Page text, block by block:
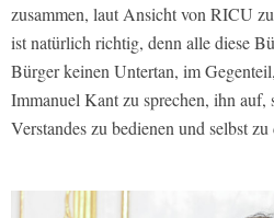
zusammen, laut Ansicht von RICU
ist natürlich richtig, denn alle diese
Bürger keinen Untertan, im
Immanuel Kant zu sprechen, ihn auf,
Verstandes zu bedienen und selbst zu